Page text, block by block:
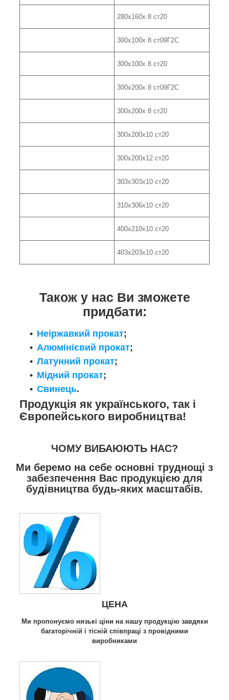
280х160х 8 ст20
300х100х 8 ст09Г2С
300х100х 8 ст20
300х200х 8 ст09Г2С
300х200х 8 ст20
300х200х10 ст20
300х200х12 ст20
303х303х10 ст20
310х306х10 ст20
400х210х10 ст20
403х203х10 ст20
Також у нас Ви зможете
придбати:
Неіржавкий прокат;
Алюмінієвий прокат;
Латунний прокат;
Мідний прокат;
Свинець.
Продукція як українського, так і
Європейського виробництва!
ЧОМУ ВИБАЮЮТЬ НАС?
Ми беремо на себе основні труднощі з
забезпечення Вас продукцією для
будівництва будь-яких масштабів.
ЦЕНА
Ми пропонуємо низькі ціни на нашу продукцію завдяки
багаторічній і тісній співпраці з провідними
виробниками